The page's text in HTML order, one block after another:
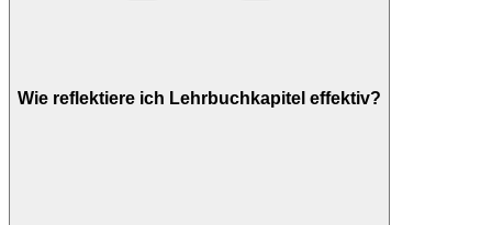
Wie reflektiere ich Lehrbuchkapitel effektiv?